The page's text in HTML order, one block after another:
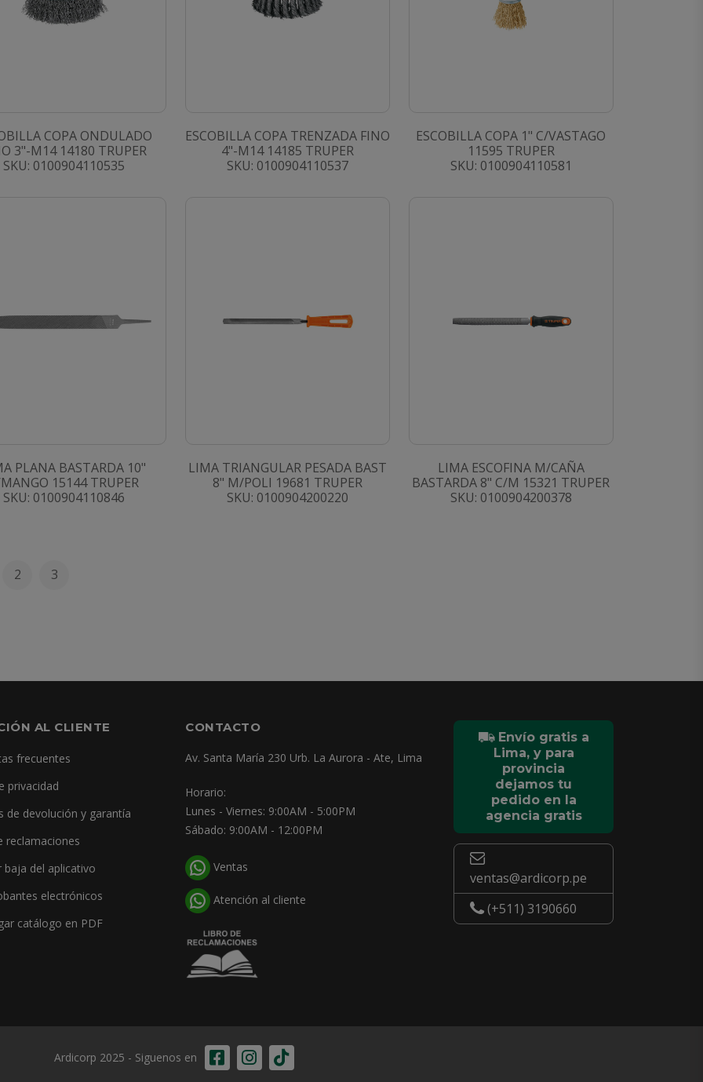
COPA ONDULADO
3"-M14 14180 TRUPER
SKU: 0100904110535
ESCOBILLA COPA TRENZADA FINO
4"-M14 14185 TRUPER
SKU: 0100904110537
ESCOBILLA COPA 1" C/VASTAGO
11595 TRUPER
SKU: 0100904110581
PLANA BASTARDA 10"
15144 TRUPER
SKU: 0100904110846
LIMA TRIANGULAR PESADA BAST
8" M/POLI 19681 TRUPER
SKU: 0100904200220
LIMA ESCOFINA M/CAÑA
BASTARDA 8" C/M 15321 TRUPER
SKU: 0100904200378
2 3
AL CLIENTE
frecuentes
privacidad
de devolución y garantía
reclamaciones
baja del aplicativo
electrónicos
catálogo en PDF
CONTACTO
Av. Santa María 230 Urb. La Aurora - Ate, Lima
Horario:
Lunes - Viernes: 9:00AM - 5:00PM
Sábado: 9:00AM - 12:00PM
Ventas
Atención al cliente
Envío gratis a
Lima, y para
provincia
dejamos tu
pedido en la
agencia gratis
ventas@ardicorp.pe
(+511) 3190660
Ardicorp 2025 - Siguenos en